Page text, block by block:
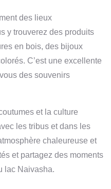
des lieux
y trouverez des produits
en bois, des bijoux
C’est une excellente
des souvenirs
et la culture
les tribus et dans les
chaleureuse et
et partagez des moments
lac Naivasha.